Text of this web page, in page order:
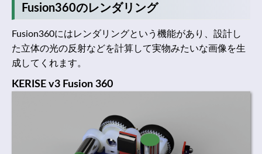
Fusion360のレンダリング
Fusion360にはレンダリングという機能があり、設計し
た立体の光の反射などを計算して実物みたいな画像を生
成してくれます。
KERISE v3 Fusion 360